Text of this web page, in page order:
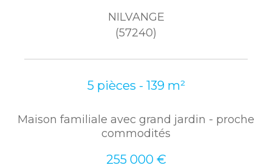
NILVANGE
(57240)
5 pièces - 139 m²
Maison familiale avec grand jardin - proche
commodités
255 000 €